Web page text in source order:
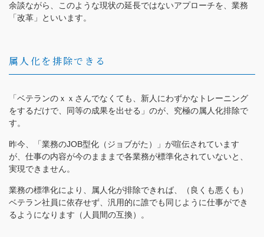
余談ながら、このような現状の延長ではないアプローチを、業務
「改革」といいます。
属人化を排除できる
「ベテランのｘｘさんでなくても、新人にわずかなトレーニング
をするだけで、同等の成果を出せる」のが、究極の属人化排除で
す。
昨今、「業務のJOB型化（ジョブがた）」が喧伝されています
が、仕事の内容が今のまままで各業務が標準化されていないと、
実現できません。
業務の標準化により、属人化が排除できれば、（良くも悪くも）
ベテラン社員に依存せず、汎用的に誰でも同じように仕事ができ
るようになります（人員間の互換）。